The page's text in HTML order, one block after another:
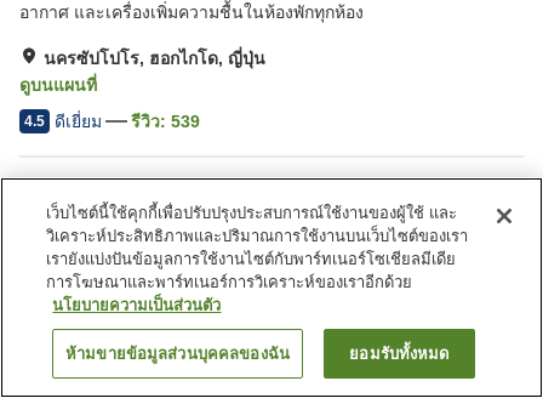
อากาศ และเครื่องเพิ่มความชื้นในห้องพักทุกห้อง
นครซัปโปโร, ฮอกไกโด, ญี่ปุ่น
ดูบนแผนที่
4.5 ดีเยี่ยม รีวิว: 539
ที่จอดรถ ตู้จำหน่ายอัตโนมัติ
หน้าแรก ญี่ปุ่น ฮอกไกโด
นครซัปโปโร
Tokyu Stay Sapporo-Odori
ค้นหาห้องพัก
เว็บไซต์นี้ใช้คุกกี้เพื่อปรับปรุงประสบการณ์ใช้งานของผู้ใช้ และ
วิเคราะห์ประสิทธิภาพและปริมาณการใช้งานบนเว็บไซต์ของเรา
เรายังแบ่งปันข้อมูลการใช้งานไซต์กับพาร์ทเนอร์โซเชียลมีเดีย
การโฆษณาและพาร์ทเนอร์การวิเคราะห์ของเราอีกด้วย
นโยบายความเป็นส่วนตัว
ห้ามขายข้อมูลส่วนบุคคลของฉัน ยอมรับทั้งหมด